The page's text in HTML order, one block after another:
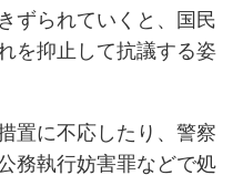
ずられていくと、国民
を抑止して抗議する姿
置に不応したり、警察
務執行妨害罪などで処